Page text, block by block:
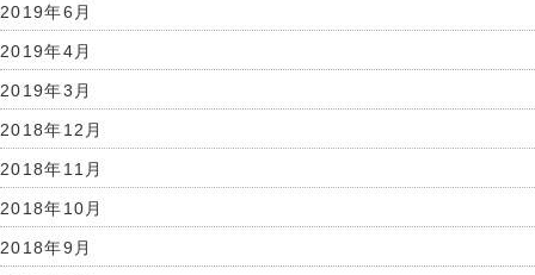
2019年6月
2019年4月
2019年3月
2018年12月
2018年11月
2018年10月
2018年9月